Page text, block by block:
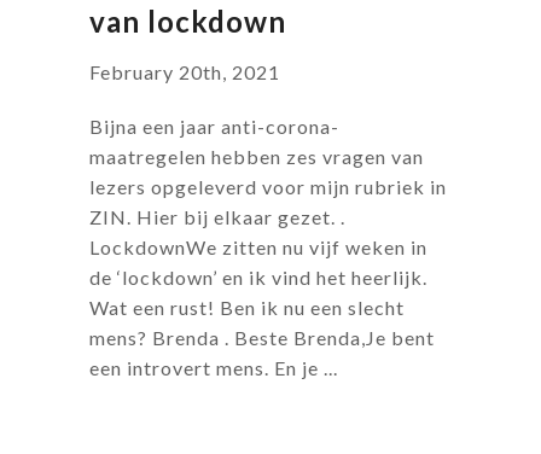
van lockdown
February 20th, 2021
Bijna een jaar anti-corona-
maatregelen hebben zes vragen van
lezers opgeleverd voor mijn rubriek in
ZIN. Hier bij elkaar gezet. .
LockdownWe zitten nu vijf weken in
de ‘lockdown’ en ik vind het heerlijk.
Wat een rust! Ben ik nu een slecht
mens? Brenda . Beste Brenda,Je bent
een introvert mens. En je ...